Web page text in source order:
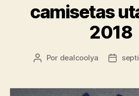
camisetas
2018
Autor
entrada
Por dealcoolya
Fecha